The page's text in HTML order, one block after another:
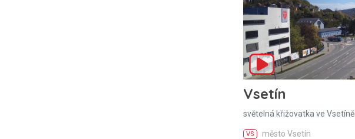
Vsetín
světelná křižovatka ve Vsetíně
VS město Vsetín